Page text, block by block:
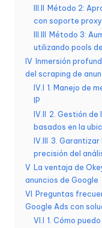
e
d
a
d
III.II
Método 2:
con soporte
III.III
Método 3:
utilizando pools
IV Inmersión
del scraping de
IV.I 1. Manejo de
IP
IV.II
2. Gestión de
basados en la
IV.III
3. Garantizar
precisión del
V La ventaja de
anuncios de Google
VI
Preguntas
Google Ads con
VI.I 1. Cómo